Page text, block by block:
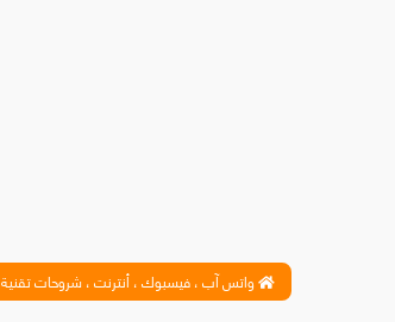
واتس آب ، فيسبوك ، أنترنت ، شروحات